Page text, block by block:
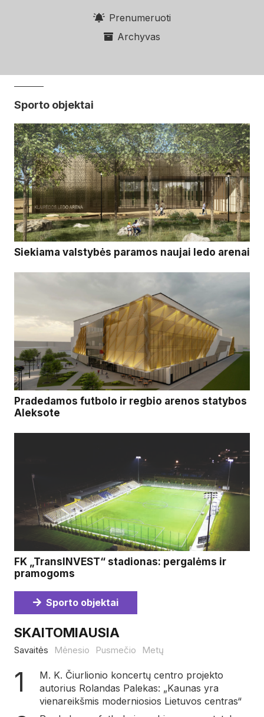
Prenumeruoti
Archyvas
Sporto objektai
Siekiama valstybės paramos naujai ledo arenai
Pradedamos futbolo ir regbio arenos statybos
Aleksote
FK „TransINVEST“ stadionas: pergalėms ir
pramogoms
Sporto objektai
SKAITOMIAUSIA
Savaitės Mėnesio Pusmečio Metų
M. K. Čiurlionio koncertų centro projekto
autorius Rolandas Palekas: „Kaunas yra
vienareikšmis moderniosios Lietuvos centras“